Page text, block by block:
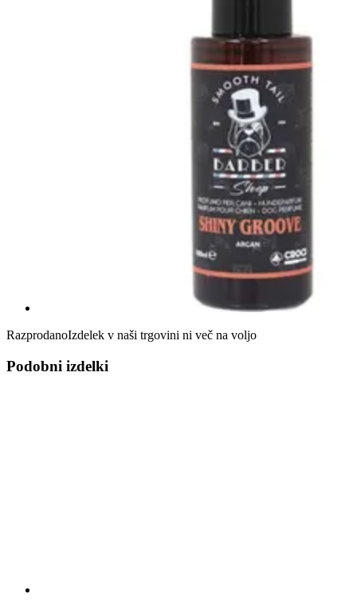
RazprodanoIzdelek v naši trgovini ni več na voljo
Podobni izdelki